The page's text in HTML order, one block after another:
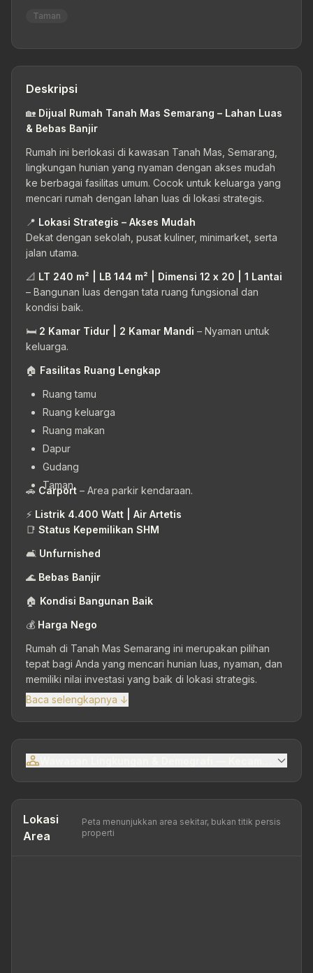
Taman
Deskripsi
🏡 Dijual Rumah Tanah Mas Semarang – Lahan Luas
& Bebas Banjir
Rumah ini berlokasi di kawasan Tanah Mas, Semarang,
lingkungan hunian yang nyaman dengan akses mudah
ke berbagai fasilitas umum. Cocok untuk keluarga yang
mencari rumah dengan lahan luas di lokasi strategis.
📍 Lokasi Strategis – Akses Mudah
Dekat dengan sekolah, pusat kuliner, minimarket, serta
jalan utama.
📐 LT 240 m² | LB 144 m² | Dimensi 12 x 20 | 1 Lantai
– Bangunan luas dengan tata ruang fungsional dan
kondisi baik.
🛏 2 Kamar Tidur | 2 Kamar Mandi – Nyaman untuk
keluarga.
🏠 Fasilitas Ruang Lengkap
Ruang tamu
Ruang keluarga
Ruang makan
Dapur
Gudang
Taman
🚗 Carport – Area parkir kendaraan.
⚡ Listrik 4.400 Watt | Air Artetis
📑 Status Kepemilikan SHM
🛋 Unfurnished
🌊 Bebas Banjir
🏠 Kondisi Bangunan Baik
💰 Harga Nego
Rumah di Tanah Mas Semarang ini merupakan pilihan
tepat bagi Anda yang mencari hunian luas, nyaman, dan
memiliki nilai investasi yang baik di lokasi strategis.
Baca selengkapnya ↓
Wawasan Lingkungan & Demografi — Kecamatan
Lokasi
Area
Peta menunjukkan area sekitar, bukan titik persis
properti